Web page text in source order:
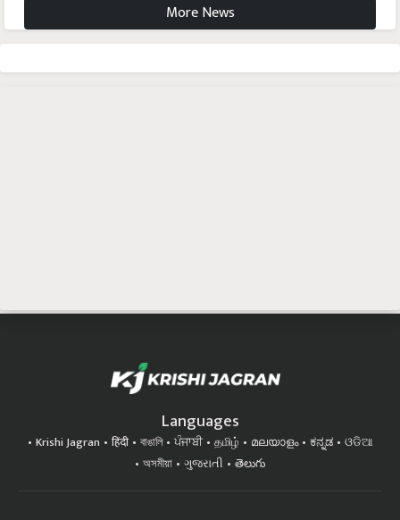
More News
Languages
Krishi Jagran हिंदी বাঙালি ਪੰਜਾਬੀ தமிழ் മലയാളം ಕನ್ನಡ
ଓଡିଆ
অসমীয়া
ગુજરાતી తెలుగు